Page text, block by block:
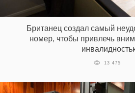
Британец создал самый
номер, чтобы привлечь
13 475